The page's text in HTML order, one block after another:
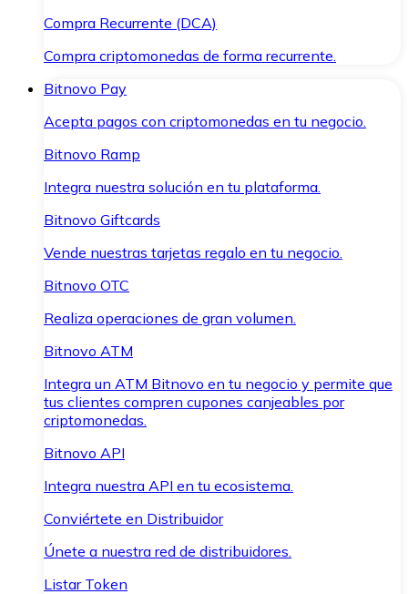
Compra Recurrente (DCA)
Compra criptomonedas de forma recurrente.
Bitnovo Pay
Acepta pagos con criptomonedas en tu negocio.
Bitnovo Ramp
Integra nuestra solución en tu plataforma.
Bitnovo Giftcards
Vende nuestras tarjetas regalo en tu negocio.
Bitnovo OTC
Realiza operaciones de gran volumen.
Bitnovo ATM
Integra un ATM Bitnovo en tu negocio y permite que
tus clientes compren cupones canjeables por
criptomonedas.
Bitnovo API
Integra nuestra API en tu ecosistema.
Conviértete en Distribuidor
Únete a nuestra red de distribuidores.
Listar Token